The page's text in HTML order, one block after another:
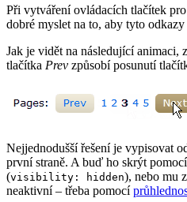
Při vytváření ovládacích tlačítek pro
dobré myslet na to, aby tyto odkazy
Jak je vidět na následující animaci,
tlačítka Prev způsobí posunutí
Nejjednodušší řešení je vypisovat
první straně. A buď ho skrýt pomocí
(visibility: hidden), nebo mu
neaktivní – třeba pomocí